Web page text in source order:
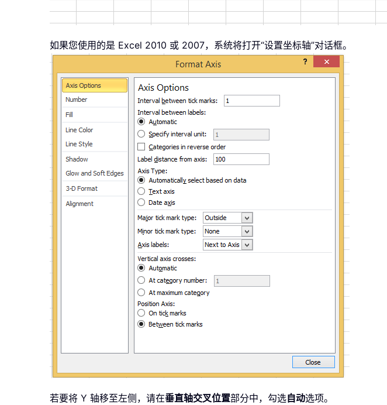
如果您使用的是 Excel 2010 或 2007，系统将打开“设置坐标轴”对话框。
若要将 Y 轴移至左侧，请在垂直轴交叉位置部分中，勾选自动选项。